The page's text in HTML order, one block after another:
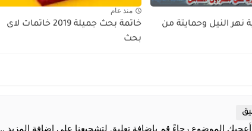
النيل وحمايتة من
منذ عام
خاتمة بحث جميلة 2019 خاتمات لاى
بحث
الموضوع رجاءً قم بإضافة تعليق لتشجيعنا علي إضافة المزيد ..